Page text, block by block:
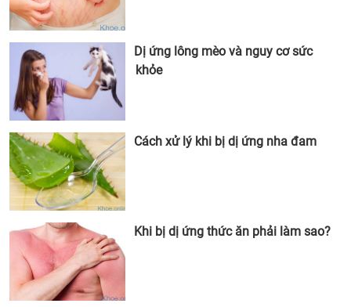
Dị ứng lông mèo và nguy cơ sức
khỏe
Cách xử lý khi bị dị ứng nha đam
Khi bị dị ứng thức ăn phải làm sao?